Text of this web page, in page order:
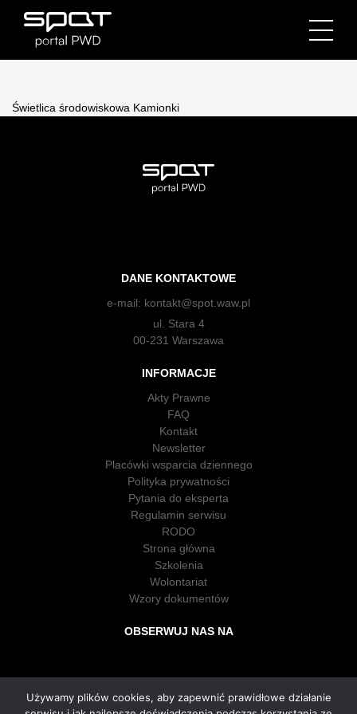
Świetlica środowiskowa Kamionki
DANE KONTAKTOWE
e-mail: kontakt@spot.waw.pl
ul. Stara 4
00-231 Warszawa
INFORMACJE
Akty Prawne
FAQ
Kontakt
Newsletter
Placówki wsparcia dziennego
Polityka prywatności
Pytania do eksperta
Regulamin serwisu
RODO
Strona główna
Szkolenia
Wolontariat
Wzory dokumentów
OBSERWUJ NAS NA
Używamy plików cookies, aby zapewnić prawidłowe działanie